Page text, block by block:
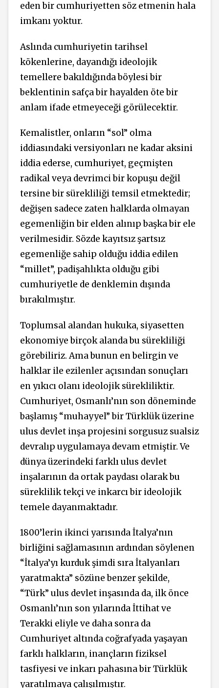
eden bir cumhuriyetten söz etmenin hala
imkanı yoktur.
Aslında cumhuriyetin tarihsel
kökenlerine, dayandığı ideolojik
temellere bakıldığında böylesi bir
beklentinin safça bir hayalden öte bir
anlam ifade etmeyeceği görülecektir.
Kemalistler, onların “sol” olma
iddiasındaki versiyonları ne kadar aksini
iddia ederse, cumhuriyet, geçmişten
radikal veya devrimci bir kopuşu değil
tersine bir sürekliliği temsil etmektedir;
değişen sadece zaten halklarda olmayan
egemenliğin bir elden alınıp başka bir ele
verilmesidir. Sözde kayıtsız şartsız
egemenliğe sahip olduğu iddia edilen
“millet”, padişahlıkta olduğu gibi
cumhuriyetle de denklemin dışında
bırakılmıştır.
Toplumsal alandan hukuka, siyasetten
ekonomiye birçok alanda bu sürekliliği
görebiliriz. Ama bunun en belirgin ve
halklar ile ezilenler açısından sonuçları
en yıkıcı olanı ideolojik sürekliliktir.
Cumhuriyet, Osmanlı’nın son döneminde
başlamış “muhayyel” bir Türklük üzerine
ulus devlet inşa projesini sorgusuz sualsiz
devralıp uygulamaya devam etmiştir. Ve
dünya üzerindeki farklı ulus devlet
inşalarının da ortak paydası olarak bu
süreklilik tekçi ve inkarcı bir ideolojik
temele dayanmaktadır.
1800’lerin ikinci yarısında İtalya’nın
birliğini sağlamasının ardından söylenen
“İtalya’yı kurduk şimdi sıra İtalyanları
yaratmakta” sözüne benzer şekilde,
“Türk” ulus devlet inşasında da, ilk önce
Osmanlı’nın son yılarında İttihat ve
Terakki eliyle ve daha sonra da
Cumhuriyet altında coğrafyada yaşayan
farklı halkların, inançların fiziksel
tasfiyesi ve inkarı pahasına bir Türklük
yaratılmaya çalışılmıştır.